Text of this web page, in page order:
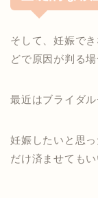
そして、妊娠で
どで原因が判る
最近はブライダ
妊娠したいと思
だけ済ませても